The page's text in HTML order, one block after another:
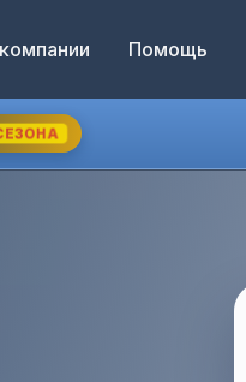
Помощь